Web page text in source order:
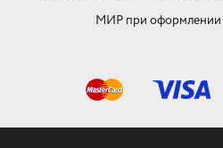
МИР при оформлении